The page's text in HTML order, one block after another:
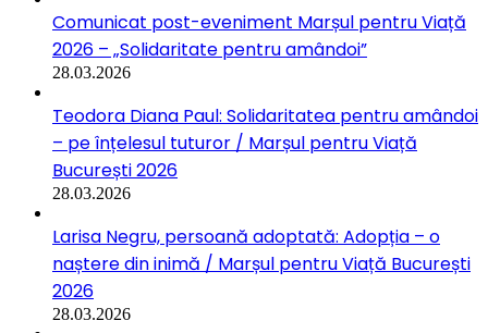
Comunicat post-eveniment Marșul pentru Viață
2026 – „Solidaritate pentru amândoi”
28.03.2026
Teodora Diana Paul: Solidaritatea pentru amândoi
– pe înțelesul tuturor / Marșul pentru Viață
București 2026
28.03.2026
Larisa Negru, persoană adoptată: Adopția – o
naștere din inimă / Marșul pentru Viață București
2026
28.03.2026